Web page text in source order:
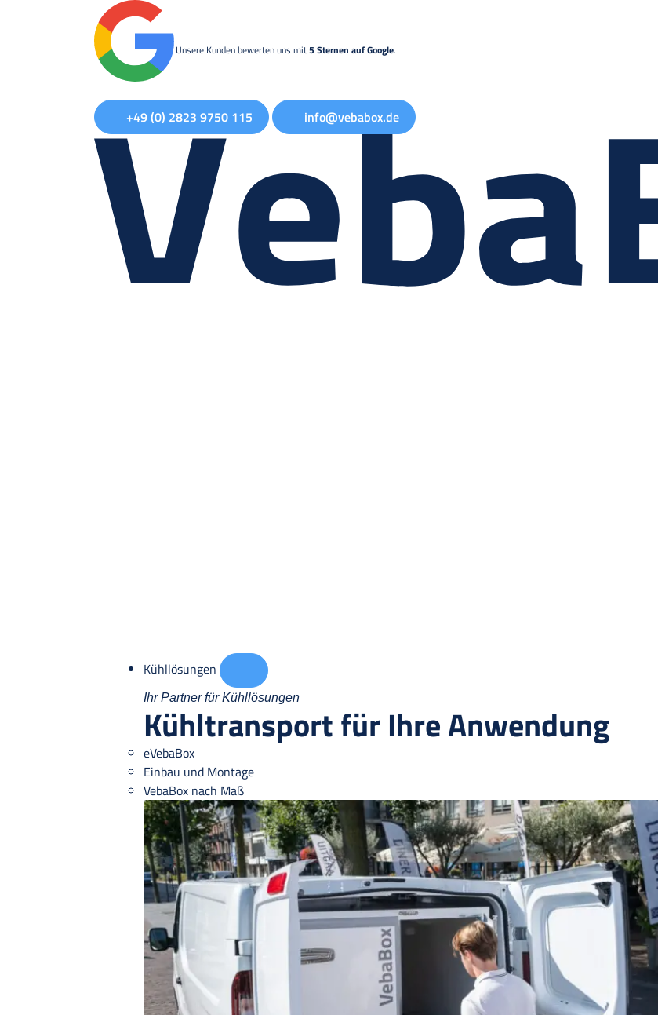
Unsere Kunden bewerten uns mit5 Sternen auf Google.
+49 (0) 2823 9750 115 info@vebabox.de
Kühllösungen
Ihr Partner für Kühllösungen
Kühltransport für Ihre Anwendung
eVebaBox
Einbau und Montage
VebaBox nach Maß